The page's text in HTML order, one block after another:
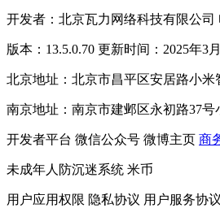
开发者：北京瓦力网络科技有限公司
版本：13.5.0.70 更新时间：2025年3
北京地址：北京市昌平区安居路小米
南京地址：南京市建邺区永初路37号
开发者平台 微信公众号 微博主页 商
未成年人防沉迷系统 米币
用户应用权限 隐私协议 用户服务协议